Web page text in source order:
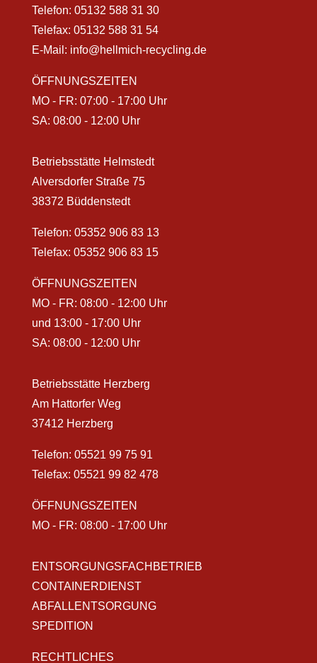
Telefon: 05132 588 31 30
Telefax: 05132 588 31 54
E-Mail: info@hellmich-recycling.de
ÖFFNUNGSZEITEN
MO - FR: 07:00 - 17:00 Uhr
SA: 08:00 - 12:00 Uhr
Betriebsstätte Helmstedt
Alversdorfer Straße 75
38372 Büddenstedt
Telefon: 05352 906 83 13
Telefax: 05352 906 83 15
ÖFFNUNGSZEITEN
MO - FR: 08:00 - 12:00 Uhr
und 13:00 - 17:00 Uhr
SA: 08:00 - 12:00 Uhr
Betriebsstätte Herzberg
Am Hattorfer Weg
37412 Herzberg
Telefon: 05521 99 75 91
Telefax: 05521 99 82 478
ÖFFNUNGSZEITEN
MO - FR: 08:00 - 17:00 Uhr
ENTSORGUNGSFACHBETRIEB
CONTAINERDIENST
ABFALLENTSORGUNG
SPEDITION
RECHTLICHES